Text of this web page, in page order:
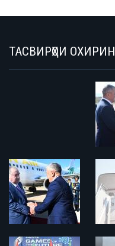
ТАСВИРҲОИ ОХИРИН